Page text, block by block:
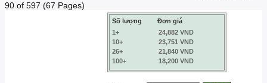
Số lượng
Đơn giá
1+
24,882 VND
10+
23,751 VND
26+
21,840 VND
100+
18,200 VND
90 of 597 (67 Pages)